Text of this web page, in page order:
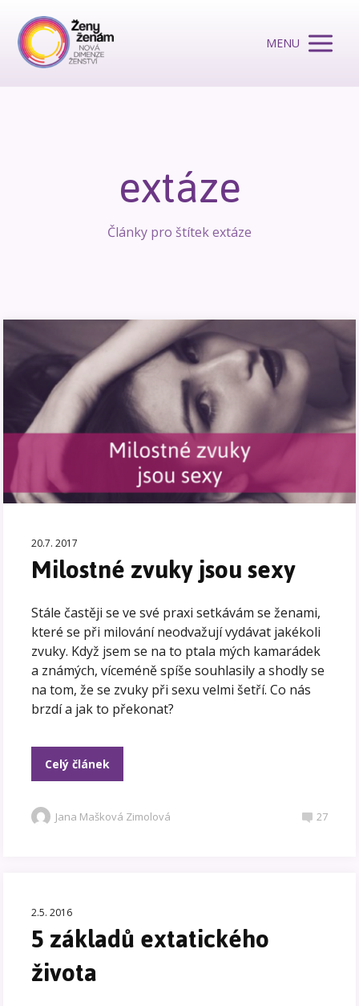
MENU
extáze
Články pro štítek extáze
20.7. 2017
Milostné zvuky jsou sexy
Stále častěji se ve své praxi setkávám se ženami,
které se při milování neodvažují vydávat jakékoli
zvuky. Když jsem se na to ptala mých kamarádek
a známých, víceméně spíše souhlasily a shodly se
na tom, že se zvuky při sexu velmi šetří. Co nás
brzdí a jak to překonat?
Celý článek
Jana Mašková Zimolová 27
2.5. 2016
5 základů extatického
života